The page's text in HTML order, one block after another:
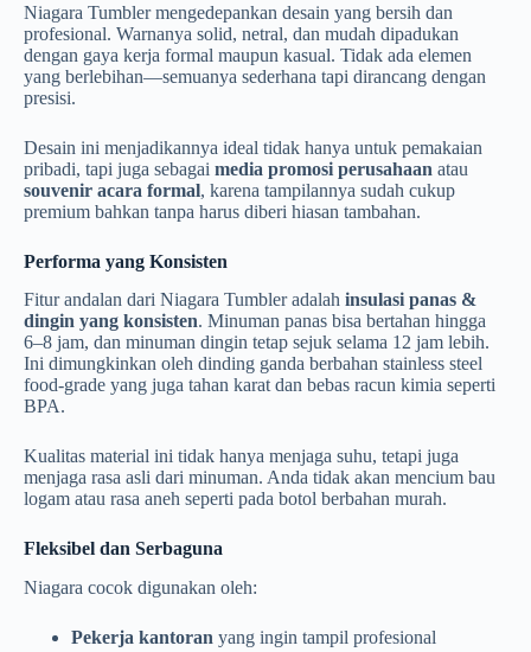
Niagara Tumbler mengedepankan desain yang bersih dan
profesional. Warnanya solid, netral, dan mudah dipadukan
dengan gaya kerja formal maupun kasual. Tidak ada elemen
yang berlebihan—semuanya sederhana tapi dirancang dengan
presisi.
Desain ini menjadikannya ideal tidak hanya untuk pemakaian
pribadi, tapi juga sebagai media promosi perusahaan atau
souvenir acara formal, karena tampilannya sudah cukup
premium bahkan tanpa harus diberi hiasan tambahan.
Performa yang Konsisten
Fitur andalan dari Niagara Tumbler adalah insulasi panas &
dingin yang konsisten. Minuman panas bisa bertahan hingga
6–8 jam, dan minuman dingin tetap sejuk selama 12 jam lebih.
Ini dimungkinkan oleh dinding ganda berbahan stainless steel
food-grade yang juga tahan karat dan bebas racun kimia seperti
BPA.
Kualitas material ini tidak hanya menjaga suhu, tetapi juga
menjaga rasa asli dari minuman. Anda tidak akan mencium bau
logam atau rasa aneh seperti pada botol berbahan murah.
Fleksibel dan Serbaguna
Niagara cocok digunakan oleh:
Pekerja kantoran yang ingin tampil profesional